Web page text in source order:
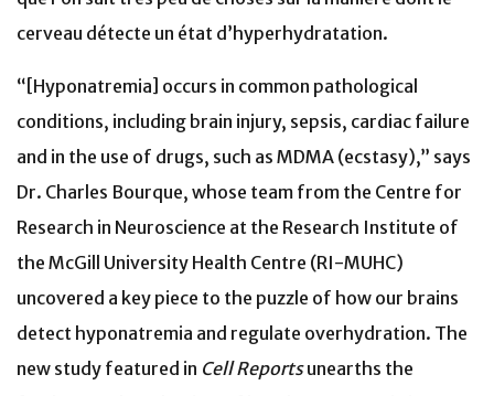
cerveau détecte un état d’hyperhydratation.
“[Hyponatremia] occurs in common pathological
conditions, including brain injury, sepsis, cardiac failure
and in the use of drugs, such as MDMA (ecstasy),” says
Dr. Charles Bourque, whose team from the Centre for
Research in Neuroscience at the Research Institute of
the McGill University Health Centre (RI-MUHC)
uncovered a key piece to the puzzle of how our brains
detect hyponatremia and regulate overhydration. The
new study featured in Cell Reportsunearths the